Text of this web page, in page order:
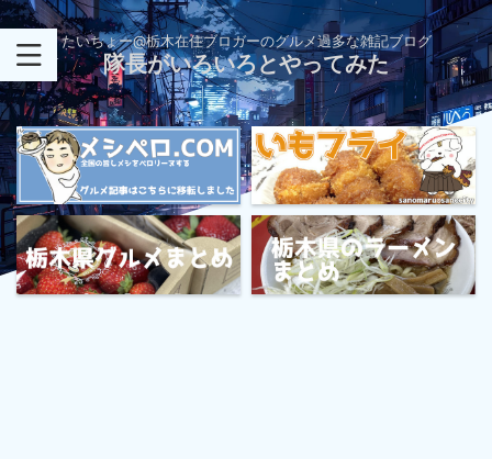
たいちょー@栃木在住ブロガーのグルメ過多な雑記ブログ
隊長がいろいろとやってみた